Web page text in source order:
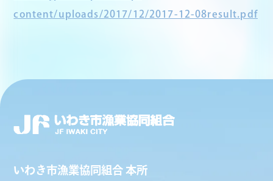
content/uploads/2017/12/2017-12-08result.pdf
いわき市漁業協同組合 本所